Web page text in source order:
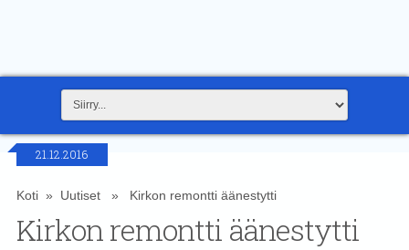
21.12.2016
Koti» Uutiset» Kirkon remontti äänestytti
Kirkon remontti äänestytti